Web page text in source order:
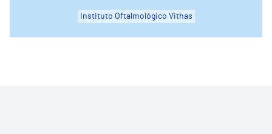
Instituto Oftalmológico Vithas